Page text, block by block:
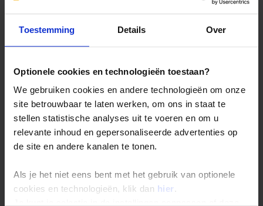
Toestemming Details Over
Optionele cookies en technologieën toestaan?
We gebruiken cookies en andere technologieën om onze
site betrouwbaar te laten werken, om ons in staat te
stellen statistische analyses uit te voeren en om u
relevante inhoud en gepersonaliseerde advertenties op
de site en andere kanalen te tonen.
Als je het niet eens bent met het gebruik van optionele
cookies en technologieën, klik dan hier .
Kijk op de website van Traveldocs voor meer informatie:
- Nederlandse reizigers bezoeken:
Reizigers die niet beschikken over de Nederlandse of
Belgische nationaliteit, dienen zelf contact op te
nemen met de betreffende ambassade(s) en hun
eventuele visum te regelen.
naar eventuele aanvullende toelatingseisen.